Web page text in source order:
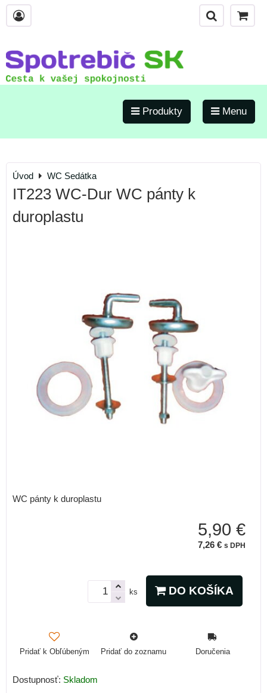
Produkty Menu
Úvod WC Sedátka
IT223 WC-Dur WC pánty k
duroplastu
WC pánty k duroplastu
5,90 €
7,26 € s DPH
ks DO KOŠÍKA
Pridať k Obľúbeným Pridať do zoznamu Doručenia
Dostupnosť: Skladom